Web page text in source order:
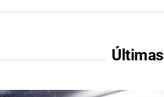
Últimas